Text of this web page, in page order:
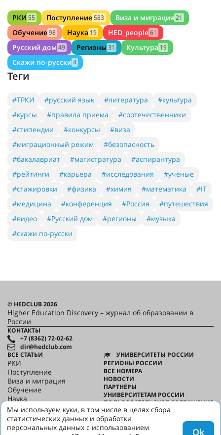
РКИ 55 Поступление583 Виза и миграция 21
Обучение98 Наука 19 HED_people61
Русский дом 49 Регионы31 Культура 19
Скажи по-русски4
Теги
#ТРКИ #русский язык #литература
#культура
#курсы
#правила приема
#соотечественники
#стипендии
#конкурсы
#виза
#миграционный режим
#безопасность
#бакалавриат
#магистратура
#аспирантура
#рейтинги
#карьера #исследования
#учёные
#стажировки
#физика #химия #математика
#IT
#медицина
#конференция #Россия
#путешествия
#видео
#Русский дом #регионы
#музыка
#скажи по-русски
© HEDCLUB 2026
Higher Education Discovery – журнал об образовании в
России
КОНТАКТЫ
+7 (8362) 72-02-62
dir@hedclub.com
ВСЕ СТАТЬИ
РКИ
Поступление
Виза и миграция
Обучение
Наука
HED_people
Русский дом
Регионы
УНИВЕРСИТЕТЫ РОССИИ
РЕГИОНЫ РОССИИ
ВСЕ НОМЕРА
НОВОСТИ
ПАРТНЁРЫ
УНИВЕРСИТЕТАМ РОССИИ
ПОЛЬЗОВАТЕЛЬСКОЕ СОГЛАШЕНИЕ
КОНФИДЕНЦИАЛЬНОСТЬ
О HED
Мы используем куки, в том числе в целях сбора
статистических данных и обработки
персональных данных с использованием
Ok